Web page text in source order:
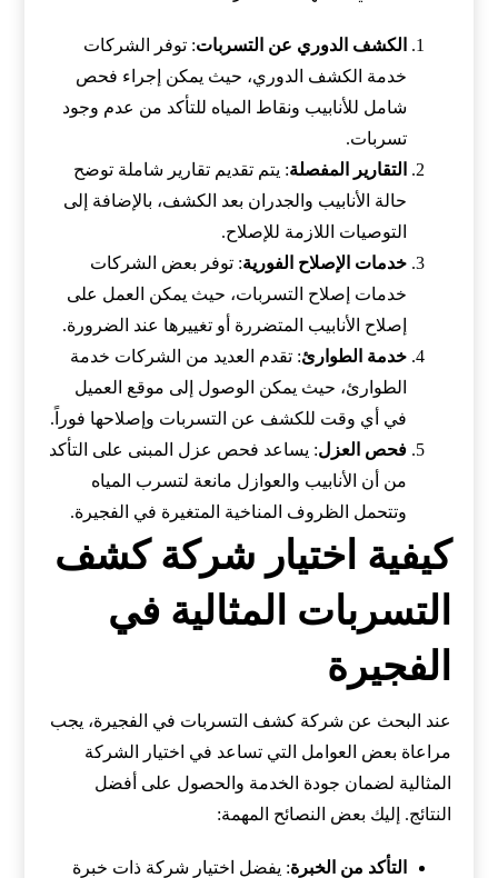
الكشف الدوري عن التسربات: توفر الشركات
خدمة الكشف الدوري، حيث يمكن إجراء فحص
شامل للأنابيب ونقاط المياه للتأكد من عدم وجود
تسربات.
التقارير المفصلة: يتم تقديم تقارير شاملة توضح
حالة الأنابيب والجدران بعد الكشف، بالإضافة إلى
التوصيات اللازمة للإصلاح.
خدمات الإصلاح الفورية: توفر بعض الشركات
خدمات إصلاح التسربات، حيث يمكن العمل على
إصلاح الأنابيب المتضررة أو تغييرها عند الضرورة.
خدمة الطوارئ: تقدم العديد من الشركات خدمة
الطوارئ، حيث يمكن الوصول إلى موقع العميل
في أي وقت للكشف عن التسربات وإصلاحها فوراً.
فحص العزل: يساعد فحص عزل المبنى على التأكد
من أن الأنابيب والعوازل مانعة لتسرب المياه
وتتحمل الظروف المناخية المتغيرة في الفجيرة.
كيفية اختيار شركة كشف
التسربات المثالية في
الفجيرة
عند البحث عن شركة كشف التسربات في الفجيرة، يجب
مراعاة بعض العوامل التي تساعد في اختيار الشركة
المثالية لضمان جودة الخدمة والحصول على أفضل
النتائج. إليك بعض النصائح المهمة:
التأكد من الخبرة: يفضل اختيار شركة ذات خبرة